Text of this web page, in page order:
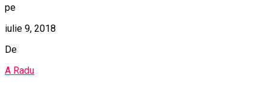
pe
iulie 9, 2018
De
A Radu